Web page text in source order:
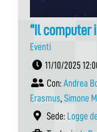
“Il computer
Eventi
11/10/2025
Con: Andrea
Erasmus, Simone
Sede: Logge